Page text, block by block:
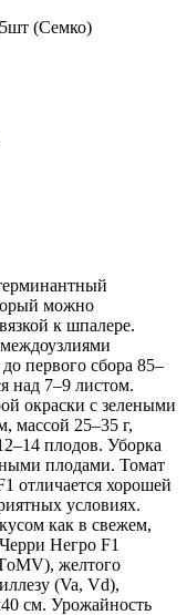
(Семко)
можно
к шпалере.
первого сбора 85–
над 7–9 листом.
окраски с зелеными
массой 25–35 г,
плодов. Уборка
плодами. Томат
отличается хорошей
условиях.
как в свежем,
Негро F1
желтого
(Va, Vd),
см. Урожайность